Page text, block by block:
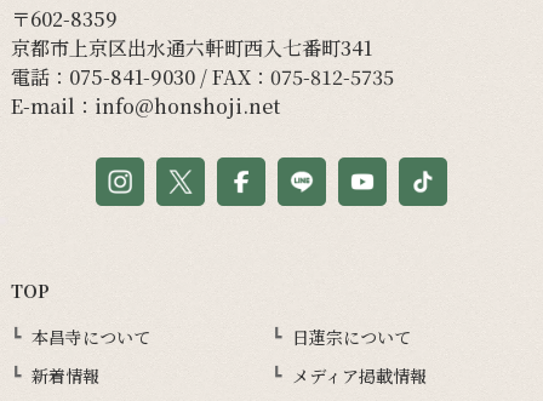
〒602-8359
京都市上京区出水通六軒町西入七番町341
電話： 075-841-9030/ FAX：075-812-5735
E-mail： info@honshoji.net
TOP
本昌寺について
日蓮宗について
新着情報
メディア掲載情報